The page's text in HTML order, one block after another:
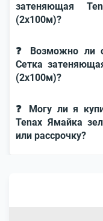
затеняющая
(2х100м)?
❓ Возможно ли
Сетка
(2х100м)?
❓ Могу ли я
Tenax Ямайка
или рассрочку?